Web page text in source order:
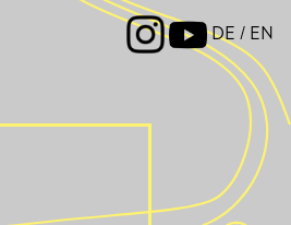
DE / EN